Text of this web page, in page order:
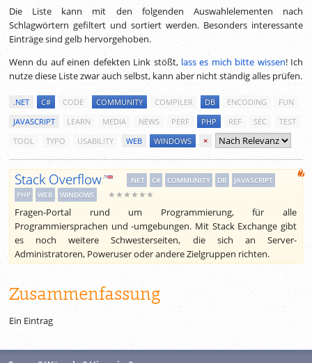
Die Liste kann mit den folgenden Auswahlelementen nach
Schlagwörtern gefiltert und sortiert werden. Besonders interessante
Einträge sind gelb hervorgehoben.
Wenn du auf einen defekten Link stößt, lass es mich bitte wissen! Ich
nutze diese Liste zwar auch selbst, kann aber nicht ständig alles prüfen.
.NET C# CODE COMMUNITY COMPILER DB ENCODING
FUN
JAVASCRIPT
LEARN MEDIA NEWS PERF PHP REF SEC
TEST
TOOL
TYPO USABILITY WEB WINDOWS ×
Stack Overflow .NET C# COMMUNITY DB
JAVASCRIPT
PHP
WEB WINDOWS ★★★★★★
Fragen-Portal rund um Programmierung, für alle
Programmiersprachen und -umgebungen. Mit Stack Exchange gibt
es noch weitere Schwesterseiten, die sich an Server-
Administratoren, Poweruser oder andere Zielgruppen richten.
Zusammenfassung
Ein Eintrag